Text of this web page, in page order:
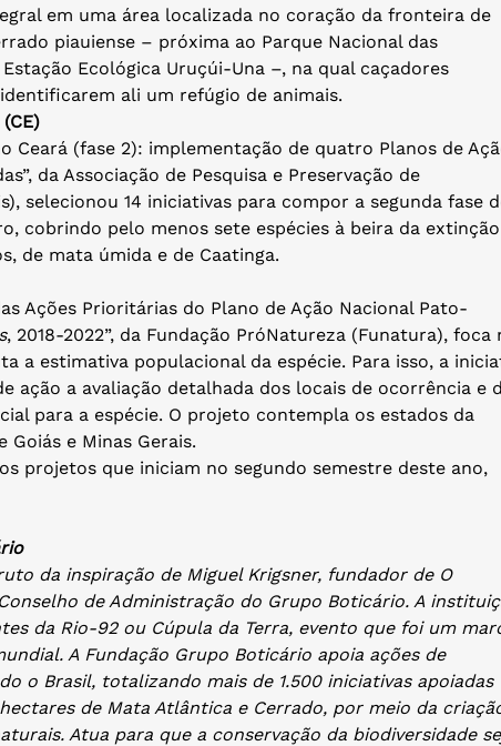
em uma área localizada no coração da fronteira de
piauiense – próxima ao Parque Nacional das
Ecológica Uruçúi-Una –, na qual caçadores
ali um refúgio de animais.
Ceará (fase 2): implementação de quatro Planos de
da Associação de Pesquisa e Preservação de
selecionou 14 iniciativas para compor a segunda fase
cobrindo pelo menos sete espécies à beira da extinção
de mata úmida e de Caatinga.
Ações Prioritárias do Plano de Ação Nacional Pato-
, 2018-2022”, da Fundação PróNatureza (Funatura), foca
a estimativa populacional da espécie. Para isso, a
ação a avaliação detalhada dos locais de ocorrência e
para a espécie. O projeto contempla os estados da
Goiás e Minas Gerais.
projetos que iniciam no segundo semestre deste ano,
da inspiração de Miguel Krigsner, fundador de O
de Administração do Grupo Boticário. A
da Rio-92 ou Cúpula da Terra, evento que foi um
A Fundação Grupo Boticário apoia ações de
o Brasil, totalizando mais de 1.500 iniciativas apoiadas
de Mata Atlântica e Cerrado, por meio da
Atua para que a conservação da biodiversidade